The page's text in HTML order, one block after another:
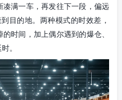
满一车，再发往下一段，偏远
目的地。两种模式的时效差，
时间，加上偶尔遇到的爆仓、
。